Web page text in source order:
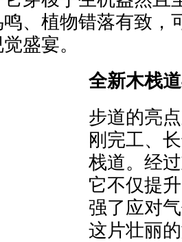
、植物错落有致，
盛宴。
全新木栈
步道的亮
刚完工、
栈道。经
它不仅提
强了应对
这片壮丽